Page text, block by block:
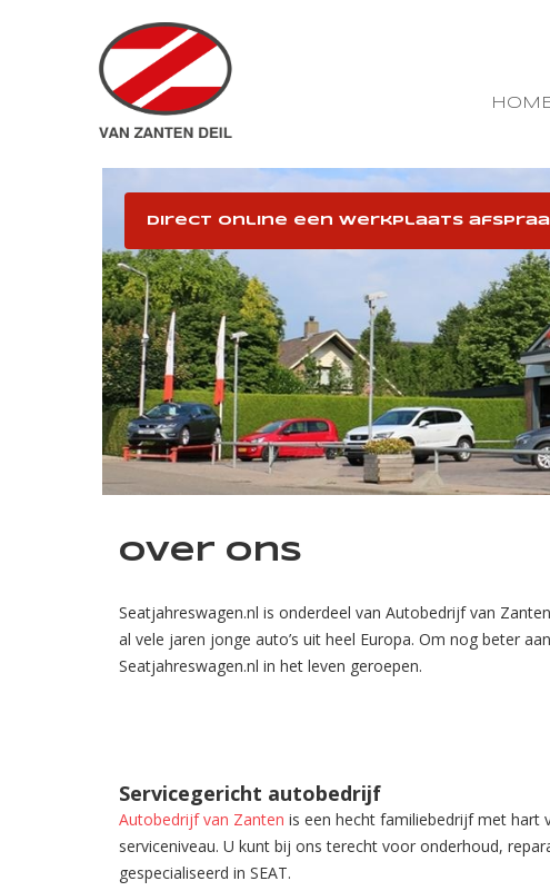
Direct online een werkplaats
Over ons
Seatjahreswagen.nl is onderdeel van Autobedrijf van
al vele jaren jonge auto’s uit heel Europa. Om nog beter
Seatjahreswagen.nl in het leven geroepen.
Servicegericht autobedrijf
Autobedrijf van Zanten is een hecht familiebedrijf met hart
serviceniveau. U kunt bij ons terecht voor onderhoud,
gespecialiseerd in SEAT.